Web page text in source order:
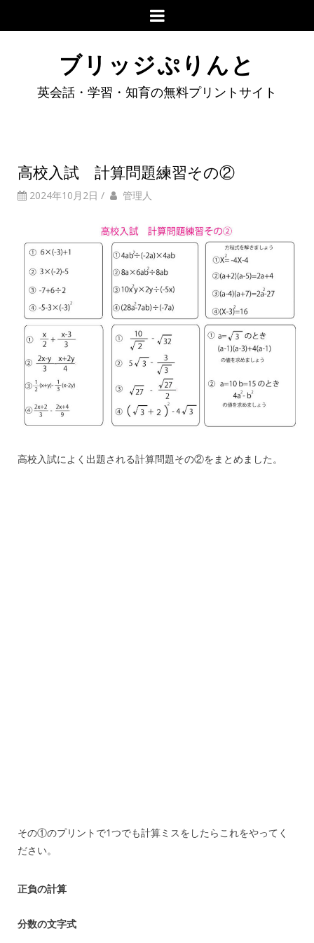
ブリッジぷりんと
英会話・学習・知育の無料プリントサイト
高校入試 計算問題練習その②
2024年10月2日 / 管理人
高校入試によく出題される計算問題その②をまとめました。
その①のプリントで1つでも計算ミスをしたらこれをやってく
ださい。
正負の計算
分数の文字式